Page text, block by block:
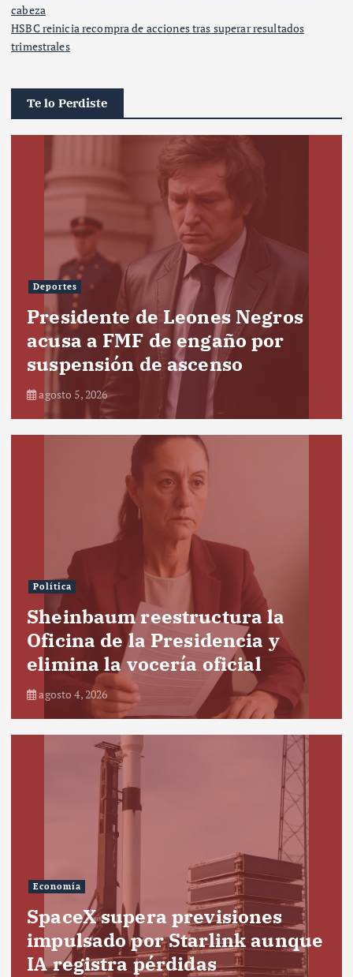
cabeza
HSBC reinicia recompra de acciones tras superar resultados
trimestrales
Te lo Perdiste
Deportes
Presidente de Leones Negros
acusa a FMF de engaño por
suspensión de ascenso
agosto 5, 2026
Política
Sheinbaum reestructura la
Oficina de la Presidencia y
elimina la vocería oficial
agosto 4, 2026
Economía
SpaceX supera previsiones
impulsado por Starlink aunque
IA registra pérdidas